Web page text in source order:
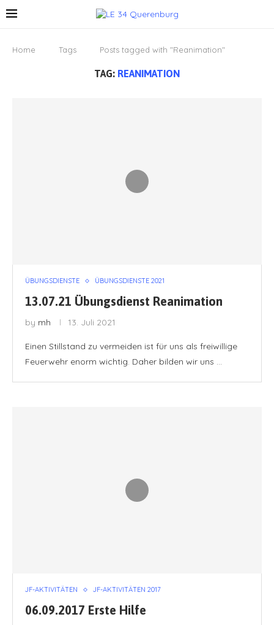
Home Tags Posts tagged with "Reanimation"
TAG: REANIMATION
ÜBUNGSDIENSTE ÜBUNGSDIENSTE 2021
13.07.21 Übungsdienst Reanimation
by mh 13. Juli 2021
Einen Stillstand zu vermeiden ist für uns als freiwillige
Feuerwehr enorm wichtig. Daher bilden wir uns …
JF-AKTIVITÄTEN JF-AKTIVITÄTEN 2017
06.09.2017 Erste Hilfe